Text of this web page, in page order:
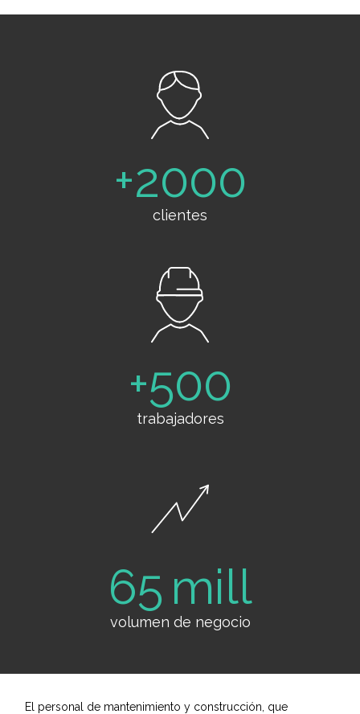
2000
clientes
500
trabajadores
65
volumen de negocio
El personal de mantenimiento y construcción, que